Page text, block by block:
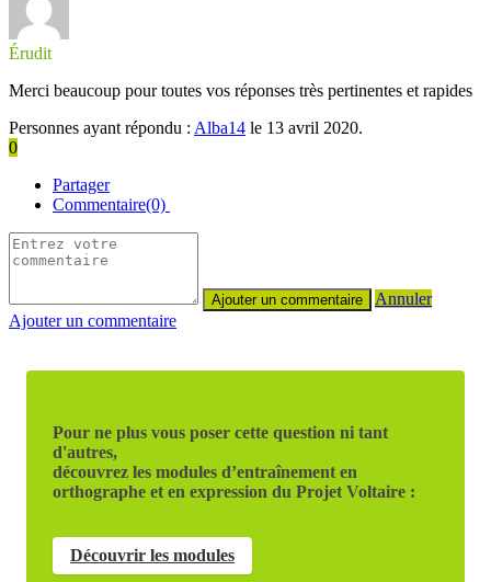
Érudit
Merci beaucoup pour toutes vos réponses très pertinentes et rapides
Personnes ayant répondu : Alba14 le 13 avril 2020.
0
Partager
Commentaire(0)
Annuler
Ajouter un commentaire
Pour ne plus vous poser cette question ni tant
d'autres,
découvrez les modules d’entraînement en
orthographe et en expression du Projet Voltaire :
Découvrir les modules